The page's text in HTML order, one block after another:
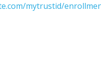
mytrustid/